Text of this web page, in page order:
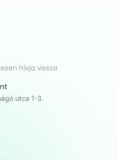
hívja vissza
utca 1-3.